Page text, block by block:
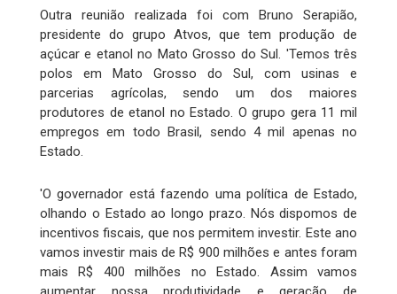
Outra reunião realizada foi com Bruno Serapião,
presidente do grupo Atvos, que tem produção de
açúcar e etanol no Mato Grosso do Sul. 'Temos três
polos em Mato Grosso do Sul, com usinas e
parcerias agrícolas, sendo um dos maiores
produtores de etanol no Estado. O grupo gera 11 mil
empregos em todo Brasil, sendo 4 mil apenas no
Estado.
'O governador está fazendo uma política de Estado,
olhando o Estado ao longo prazo. Nós dispomos de
incentivos fiscais, que nos permitem investir. Este ano
vamos investir mais de R$ 900 milhões e antes foram
mais R$ 400 milhões no Estado. Assim vamos